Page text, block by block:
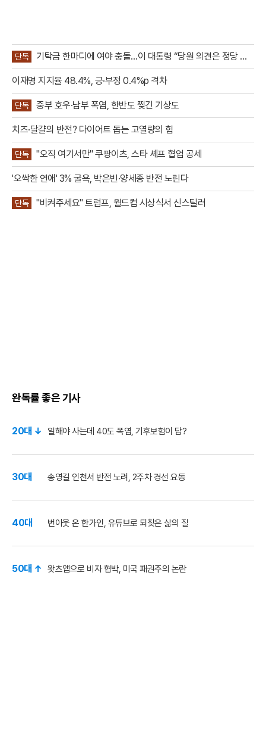
단독
기탁금 한마디에 여야 충돌…이 대통령 “당원 의견은 정당 활
동”
이재명 지지율 48.4%, 긍·부정 0.4%p 격차
단독 중부 호우·남부 폭염, 한반도 찢긴 기상도
치즈·달걀의 반전? 다이어트 돕는 고열량의 힘
단독 "오직 여기서만" 쿠팡이츠, 스타 셰프 협업 공세
'오싹한 연애' 3% 굴욕, 박은빈·양세종 반전 노린다
단독 "비켜주세요" 트럼프, 월드컵 시상식서 신스틸러
완독률 좋은 기사
20대 ↓ 일해야 사는데 40도 폭염, 기후보험이 답?
30대 송영길 인천서 반전 노려, 2주차 경선 요동
40대 번아웃 온 한가인, 유튜브로 되찾은 삶의 질
50대 ↑ 왓츠앱으로 비자 협박, 미국 패권주의 논란